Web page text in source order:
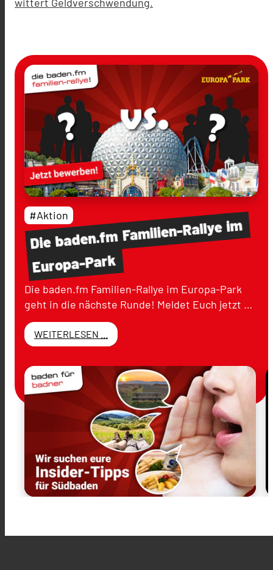
Diebaden.fmFamilien-Rallyeim
Europa-Park
#Aktion
Die baden.fm Familien-Rallye im Europa-Park
geht in die nächste Runde! Meldet Euch jetzt …
WEITERLESEN ...